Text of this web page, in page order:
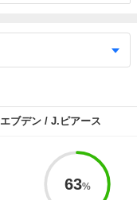
ブデン / J.ピアース
63